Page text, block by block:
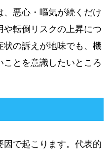
、悪心・嘔気が続くだけ
転倒リスクの上昇につ
の訴えが地味でも、機
とを意識したいところ
で起こります。代表的